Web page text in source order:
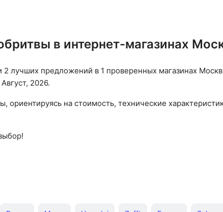
в интернет-магазинах
лучших предложений в 1 проверенных магазинах
2026.
на стоимость, технические